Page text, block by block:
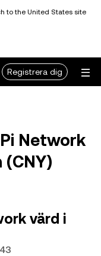
to the United States site
Registrera dig
Network
(CNY)
värd i